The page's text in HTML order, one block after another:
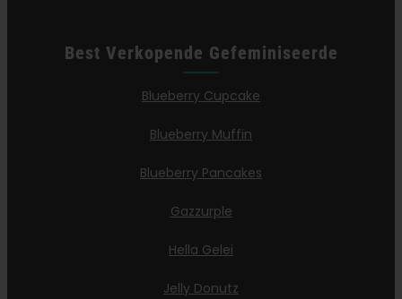
Best Verkopende Gefeminiseerde
Blueberry Cupcake
Blueberry Muffin
Blueberry Pancakes
Gazzurple
Hella Gelei
Jelly Donutz